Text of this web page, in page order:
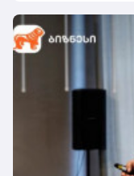
საქართველოს
შეფასებით, საბანკო
კაპიტალიზებული,
ამასთან, ეროვნული
მნიშვნელოვან
სტაბილურობის
მდგრადობის
დოლარიზაციის
სააგენტოს
შეუძლიათ იმ
რომლებსაც აქვთ
ფლობენ საქართველოს
ბარათების
სექტემბრიდან
სასწავლებლებში
შეღავათიანი
სტატუსის